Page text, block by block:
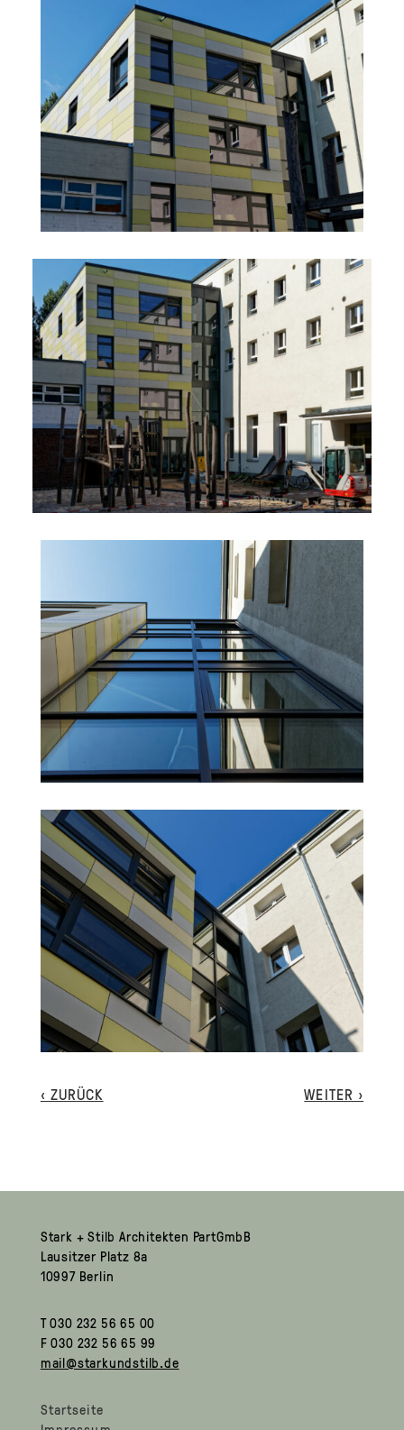
‹ ZURÜCK WEITER ›
Stark + Stilb Architekten PartGmbB
Lausitzer Platz 8a
10997 Berlin
T 030 232 56 65 00
F 030 232 56 65 99
mail@starkundstilb.de
Startseite